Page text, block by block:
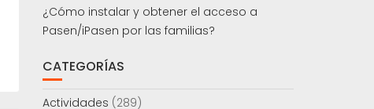
¿Cómo instalar y obtener el acceso a
Pasen/iPasen por las familias?
CATEGORÍAS
Actividades (289)